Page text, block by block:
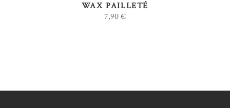
WAX PAILLETÉ
7,90€